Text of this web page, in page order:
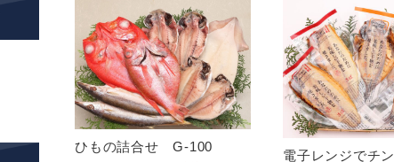
ひもの詰合せ G-100
電子レンジでチ